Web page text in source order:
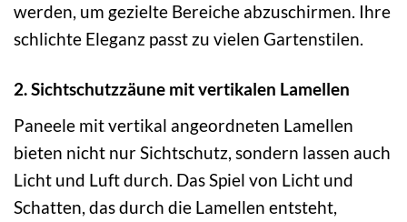
werden, um gezielte Bereiche abzuschirmen. Ihre
schlichte Eleganz passt zu vielen Gartenstilen.
2. Sichtschutzzäune mit vertikalen Lamellen
Paneele mit vertikal angeordneten Lamellen
bieten nicht nur Sichtschutz, sondern lassen auch
Licht und Luft durch. Das Spiel von Licht und
Schatten, das durch die Lamellen entsteht,